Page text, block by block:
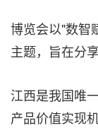
博览会以"数智
主题，旨在分
江西是我国唯
产品价值实现